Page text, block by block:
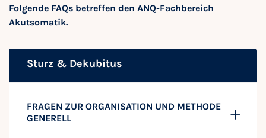
Folgende FAQs betreffen den ANQ-Fachbereich
Akutsomatik.
Sturz & Dekubitus
FRAGEN ZUR ORGANISATION UND METHODE
GENERELL